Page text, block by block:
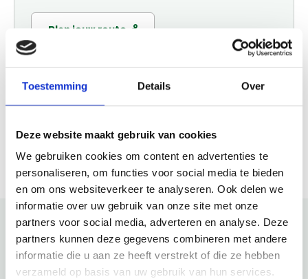
Toestemming Details Over
Deze website maakt gebruik van cookies
We gebruiken cookies om content en advertenties te
personaliseren, om functies voor social media te bieden
en om ons websiteverkeer te analyseren. Ook delen we
informatie over uw gebruik van onze site met onze
partners voor social media, adverteren en analyse. Deze
partners kunnen deze gegevens combineren met andere
informatie die u aan ze heeft verstrekt of die ze hebben
verzameld op basis van uw gebruik van hun services.
Plan jouw route
Bezoek website
Bekijk ook eens